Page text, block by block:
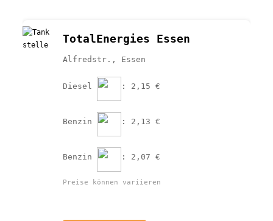
TotalEnergies Essen
Alfredstr., Essen
Diesel : 2,15 €
Benzin : 2,13 €
Benzin : 2,07 €
Preise können variieren